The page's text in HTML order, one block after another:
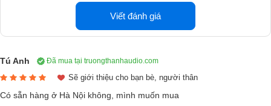
công suất khủng
các mức công suất khác nhau, trong đó dòng đẩy P700S có thể
giá cao nhờ vào sự góp mặt của mạch xử lý YS chính hãng Yamaha.
Viết đánh giá
Tú Anh Đã mua tại truongthanhaudio.com
Sẽ giới thiệu cho bạn bè, người thân
Có sẵn hàng ở Hà Nội không, mình muốn mua